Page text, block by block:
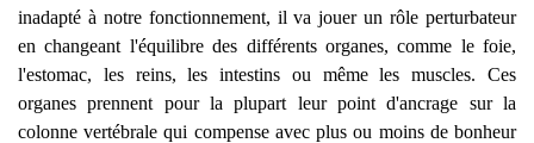
inadapté à notre fonctionnement, il va jouer un rôle perturbateur
en changeant l'équilibre des différents organes, comme le foie,
l'estomac, les reins, les intestins ou même les muscles. Ces
organes prennent pour la plupart leur point d'ancrage sur la
colonne vertébrale qui compense avec plus ou moins de bonheur